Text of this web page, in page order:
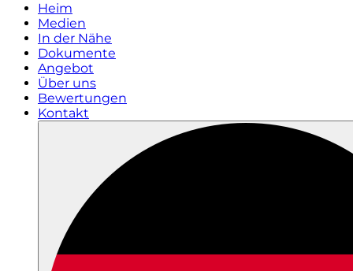
Heim
Medien
In der Nähe
Dokumente
Angebot
Über uns
Bewertungen
Kontakt